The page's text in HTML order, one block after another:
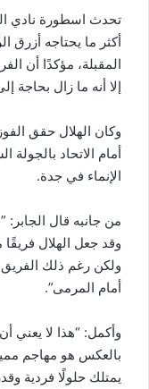
تحدث اسطورة نادي
أكثر ما يحتاجه أزرق
المقبلة، مؤكدًا أن
إلا أنه ما زال بحاجة
وكان الهلال حقق
أمام الاتحاد
الإنماء في جدة.
من جانبه قال الجابر:
وقد جعل الهلال
ولكن رغم ذلك
أمام المرمى”.
وأكمل: “هذا لا يعني
بالعكس هو مهاجم
يمتلك حلولًا فردية